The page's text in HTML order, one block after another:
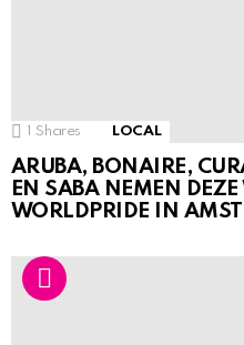
1 Shares LOCAL
ARUBA, BONAIRE,
EN SABA NEMEN DEZE
WORLDPRIDE IN